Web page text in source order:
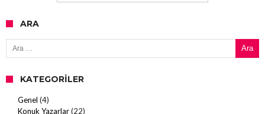
ARA
Arama:
KATEGORILER
Genel (4)
Konuk Yazarlar(22)